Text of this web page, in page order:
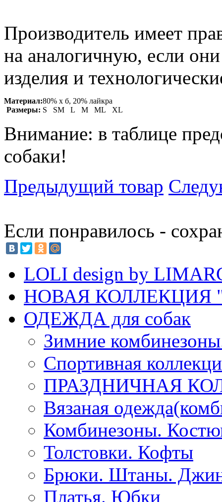
Производитель имеет
на аналогичную, если
изделия и
Материал:80% х б, 20% лайкра
Размеры: S SM L M ML XL
Внимание: в таблице
собаки!
Предыдущий товар
Если понравилось -
LOLI design by
НОВАЯ КОЛЛЕКЦИЯ
ОДЕЖДА для собак
Зимние
Спортивная
ПРАЗДНИЧНАЯ
Вязаная
Комбинезоны.
Толстовки. Кофты
Брюки. Штаны.
Платья. Юбки